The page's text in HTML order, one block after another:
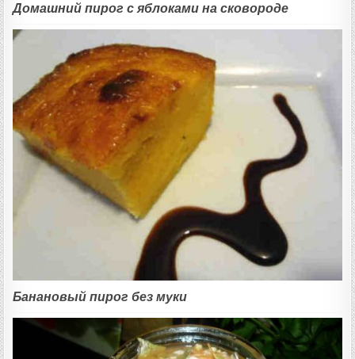
Домашний пирог с яблоками на сковороде
Банановый пирог без муки